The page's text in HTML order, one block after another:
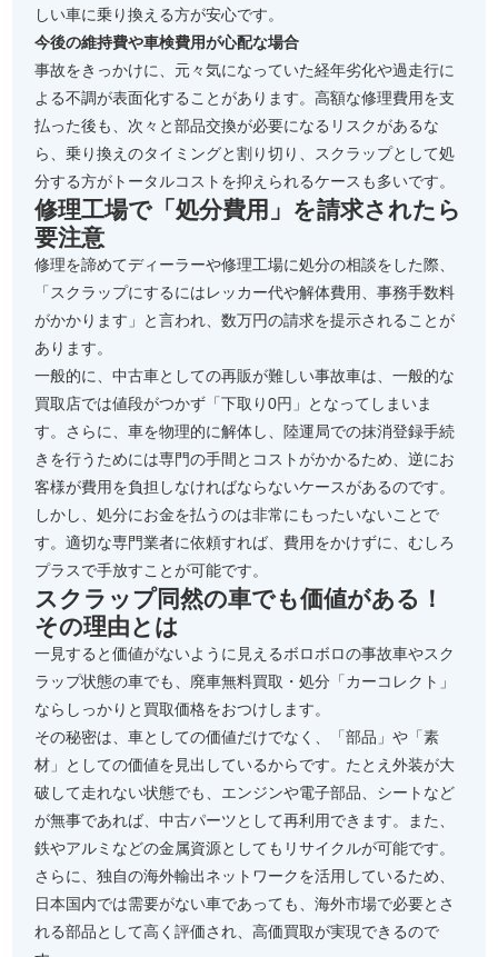
しい車に乗り換える方が安心です。
今後の維持費や車検費用が心配な場合
事故をきっかけに、元々気になっていた経年劣化や過走行に
よる不調が表面化することがあります。高額な修理費用を支
払った後も、次々と部品交換が必要になるリスクがあるな
ら、乗り換えのタイミングと割り切り、スクラップとして処
分する方がトータルコストを抑えられるケースも多いです。
修理工場で「処分費用」を請求されたら
要注意
修理を諦めてディーラーや修理工場に処分の相談をした際、
「スクラップにするにはレッカー代や解体費用、事務手数料
がかかります」と言われ、数万円の請求を提示されることが
あります。
一般的に、中古車としての再販が難しい事故車は、一般的な
買取店では値段がつかず「下取り0円」となってしまいま
す。さらに、車を物理的に解体し、陸運局での抹消登録手続
きを行うためには専門の手間とコストがかかるため、逆にお
客様が費用を負担しなければならないケースがあるのです。
しかし、処分にお金を払うのは非常にもったいないことで
す。適切な専門業者に依頼すれば、費用をかけずに、むしろ
プラスで手放すことが可能です。
スクラップ同然の車でも価値がある！
その理由とは
一見すると価値がないように見えるボロボロの事故車やスク
ラップ状態の車でも、廃車無料買取・処分「カーコレクト」
ならしっかりと買取価格をおつけします。
その秘密は、車としての価値だけでなく、「部品」や「素
材」としての価値を見出しているからです。たとえ外装が大
破して走れない状態でも、エンジンや電子部品、シートなど
が無事であれば、中古パーツとして再利用できます。また、
鉄やアルミなどの金属資源としてもリサイクルが可能です。
さらに、独自の海外輸出ネットワークを活用しているため、
日本国内では需要がない車であっても、海外市場で必要とさ
れる部品として高く評価され、高価買取が実現できるので